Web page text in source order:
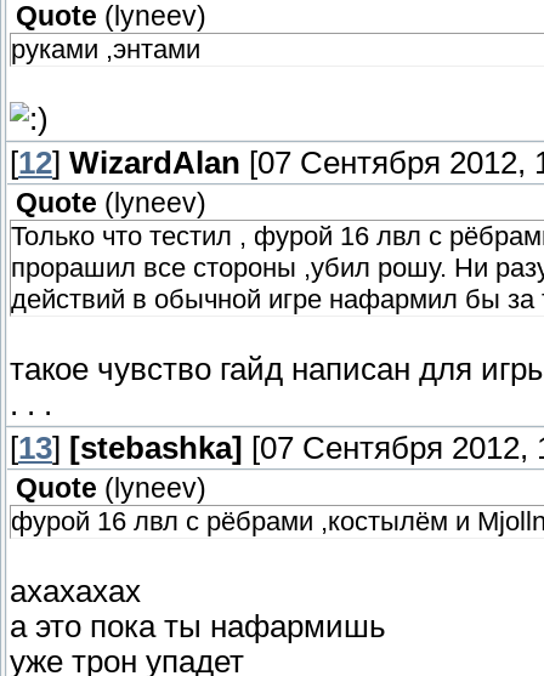
Quote ( lyneev)
руками ,энтами
[12] WizardAlan [07 Сентября 2012,
Quote ( lyneev)
Только что тестил , фурой 16 лвл с
прорашил все стороны ,убил рошу. Ни
действий в обычной игре нафармил бы за
такое чувство гайд написан для
. . .
[13] [stebashka] [07 Сентября 2012,
Quote ( lyneev)
фурой 16 лвл с рёбрами ,костылём и
ахахахах
а это пока ты нафармишь
уже трон упадет